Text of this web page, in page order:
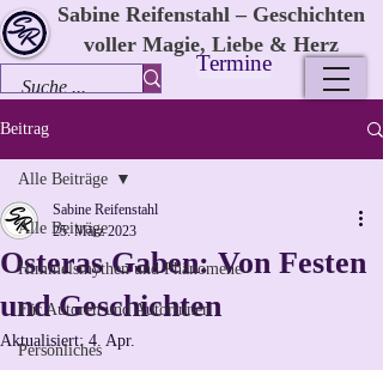
Sabine Reifenstahl – Geschichten
voller Magie, Liebe & Herz
Termine
Beitrag
Alle Beiträge
Himmelsmythen und Phänomene
Für Autoren und Autorinnen
Persönliches
Alle Beiträge
Osteras Gaben: Von Festen
und Geschichten
Sabine Reifenstahl
25. März 2023
Aktualisiert: 4. Apr.